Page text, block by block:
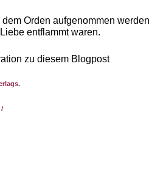
Orden aufgenommen
entflammt waren.
zu diesem Blogpost
/